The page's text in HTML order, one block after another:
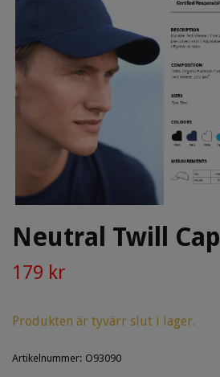
Neutral Twill Cap
179 kr
Produkten är tyvärr slut i lager.
Artikelnummer: O93090